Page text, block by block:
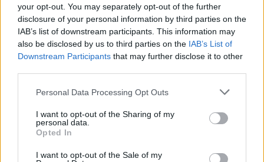
your opt-out. You may separately opt-out of the further
disclosure of your personal information by third parties on the
IAB’s list of downstream participants. This information may
also be disclosed by us to third parties on the IAB’s List of
Downstream Participants that may further disclose it to other
Please note that this website/app uses one or more Google
not limited to your visit or usage behaviour. You may click to
grant or deny consent to Google and its third-party tags to
use your data for below specified purposes in below Google
consent section.
Personal Data Processing Opt Outs
I want to opt-out of the Sharing of my
personal data.
Opted In
I want to opt-out of the Sale of my
Vebjørn Sørum var rasende da han ikke fikk gå
normalcupen skulle avgjøres og han var på skuddhold av
Ledelsen lover å lytte